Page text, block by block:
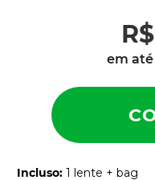
R$
em até
Incluso: 1 lente + bag